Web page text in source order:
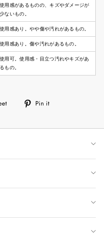
使用感があるものの、キズやダメージが
少ないもの。
使用感あり。やや傷や汚れがあるもの。
使用感あり。傷や汚れがあるもの。
使用可。使用感・目立つ汚れやキズがあ
るもの。
Tweet Pin it